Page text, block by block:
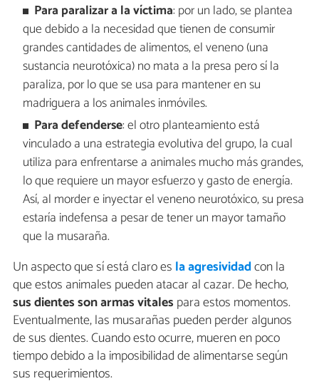
Para paralizar a la víctima: por un lado, se plantea
que debido a la necesidad que tienen de consumir
grandes cantidades de alimentos, el veneno (una
sustancia neurotóxica) no mata a la presa pero sí la
paraliza, por lo que se usa para mantener en su
madriguera a los animales inmóviles.
Para defenderse: el otro planteamiento está
vinculado a una estrategia evolutiva del grupo, la cual
utiliza para enfrentarse a animales mucho más grandes,
lo que requiere un mayor esfuerzo y gasto de energía.
Así, al morder e inyectar el veneno neurotóxico, su presa
estaría indefensa a pesar de tener un mayor tamaño
que la musaraña.
Un aspecto que sí está claro es la agresividadcon la
que estos animales pueden atacar al cazar. De hecho,
sus dientes son armas vitales para estos momentos.
Eventualmente, las musarañas pueden perder algunos
de sus dientes. Cuando esto ocurre, mueren en poco
tiempo debido a la imposibilidad de alimentarse según
sus requerimientos.